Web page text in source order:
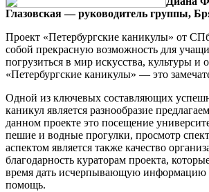
Глазовская — руководитель группы,
Проект «Петербургские каникулы» от
собой прекрасную возможность для
погрузиться в мир искусства, культуры и
«Петербургские каникулы» — это
Одной из ключевых составляющих
каникул является разнообразие
данном проекте это посещение
пешие и водные прогулки, просмотр
аспектом является также качество
благодарность кураторам проекта,
время дать исчерпывающую информацию
помощь.